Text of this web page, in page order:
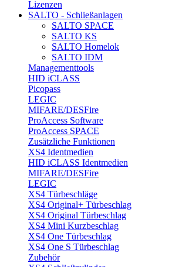
Lizenzen
SALTO - Schließanlagen
SALTO SPACE
SALTO KS
SALTO Homelok
SALTO IDM
Managementtools
HID iCLASS
Picopass
LEGIC
MIFARE/DESFire
ProAccess Software
ProAccess SPACE
Zusätzliche Funktionen
XS4 Identmedien
HID iCLASS Identmedien
MIFARE/DESFire
LEGIC
XS4 Türbeschläge
XS4 Original+ Türbeschlag
XS4 Original Türbeschlag
XS4 Mini Kurzbeschlag
XS4 One Türbeschlag
XS4 One S Türbeschlag
Zubehör